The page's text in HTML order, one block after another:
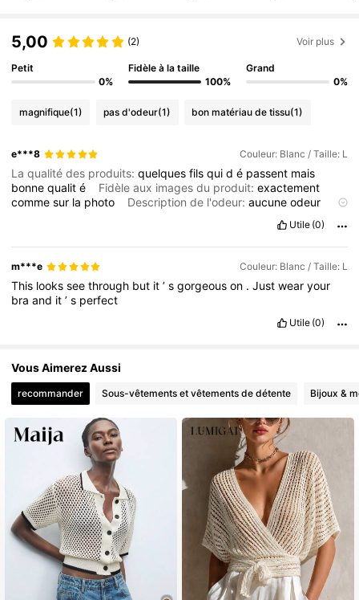
5,00 (2) Voir plus
Petit
0%
Fidèle à la taille
100%
Grand
0%
magnifique(1) pas d'odeur(1) bon matériau de tissu(1)
e***8 Couleur: Blanc / Taille: L
La qualité des produits:quelquesfilsquidé passent mais
bonnequalité Fidèle aux images du produit:exactement
commesur la photo Description de l'odeur:aucuneodeur
Utile (0)
m***e Couleur: Blanc / Taille: L
This looksseethrough but it’sgorgeouson .Justwearyour
braand it’s perfect
Utile (0)
Vous Aimerez Aussi
recommander Sous-vêtements et vêtements de détente Bijoux &